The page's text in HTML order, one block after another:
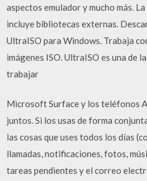
aspectos emulador y mucho más.
incluye bibliotecas externas.
UltraISO para Windows. Trabaja
imágenes ISO. UltraISO es una de
trabajar
Microsoft Surface y los teléfonos
juntos. Si los usas de forma
las cosas que uses todos los días
llamadas, notificaciones, fotos,
tareas pendientes y el correo